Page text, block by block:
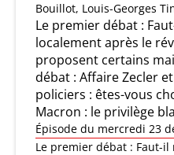
Bouillot, Louis-Georges
Le premier débat :
localement après le
proposent certains
débat : Affaire Zecler
policiers : êtes-vous
Macron : le privilège
Épisode du mercredi 23
Le premier débat : Faut-